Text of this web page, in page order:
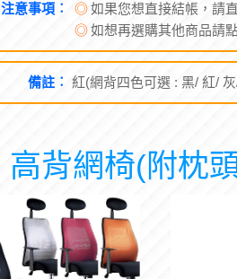
注意事項︰ ◎如果您想直接結帳，請
◎如想再選購其他商品請
備註︰ 紅(網背四色可選 : 黑/ 紅/
高背網椅(附枕